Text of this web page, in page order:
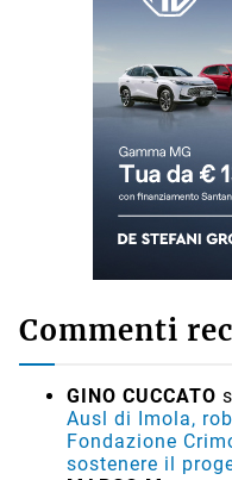
Commenti
GINO CUCCATO
Ausl di Imola,
Fondazione
sostenere il